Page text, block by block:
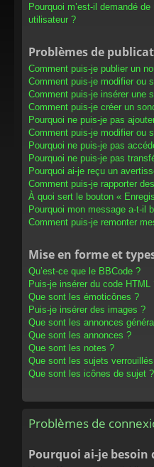
Pourquoi m’est-il demandé
utilisateur ?
Problèmes de
Comment puis-je publier un
Comment puis-je modifier ou
Comment puis-je insérer une
Comment puis-je créer un
Pourquoi ne puis-je pas
Comment puis-je modifier ou
Pourquoi ne puis-je pas
Pourquoi ne puis-je pas
Pourquoi ai-je reçu un
Comment puis-je rapporter
À quoi sert le bouton «
Pourquoi mon message a-t-il
Comment puis-je remonter
Mise en forme et
Qu’est-ce que le BBCode ?
Puis-je insérer du code HTML
Que sont les émoticônes ?
Puis-je insérer des images ?
Que sont les annonces
Que sont les annonces ?
Que sont les notes ?
Que sont les sujets
Que sont les icônes de sujet ?
Problèmes de
Pourquoi ai-je besoin